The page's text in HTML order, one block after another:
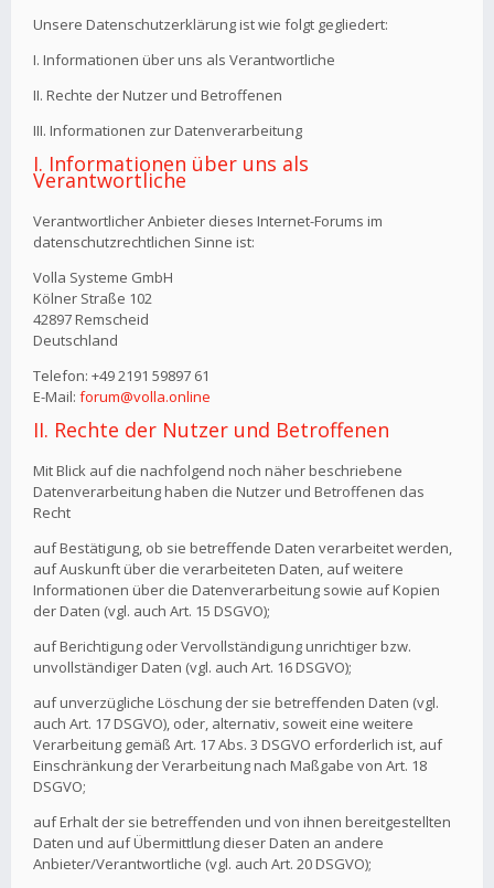
Unsere Datenschutzerklärung ist wie folgt gegliedert:
I. Informationen über uns als Verantwortliche
II. Rechte der Nutzer und Betroffenen
III. Informationen zur Datenverarbeitung
I. Informationen über uns als
Verantwortliche
Verantwortlicher Anbieter dieses Internet-Forums im
datenschutzrechtlichen Sinne ist:
Volla Systeme GmbH
Kölner Straße 102
42897 Remscheid
Deutschland
Telefon: +49 2191 59897 61
E-Mail: forum@volla.online
II. Rechte der Nutzer und Betroffenen
Mit Blick auf die nachfolgend noch näher beschriebene
Datenverarbeitung haben die Nutzer und Betroffenen das
Recht
auf Bestätigung, ob sie betreffende Daten verarbeitet werden,
auf Auskunft über die verarbeiteten Daten, auf weitere
Informationen über die Datenverarbeitung sowie auf Kopien
der Daten (vgl. auch Art. 15 DSGVO);
auf Berichtigung oder Vervollständigung unrichtiger bzw.
unvollständiger Daten (vgl. auch Art. 16 DSGVO);
auf unverzügliche Löschung der sie betreffenden Daten (vgl.
auch Art. 17 DSGVO), oder, alternativ, soweit eine weitere
Verarbeitung gemäß Art. 17 Abs. 3 DSGVO erforderlich ist, auf
Einschränkung der Verarbeitung nach Maßgabe von Art. 18
DSGVO;
auf Erhalt der sie betreffenden und von ihnen bereitgestellten
Daten und auf Übermittlung dieser Daten an andere
Anbieter/Verantwortliche (vgl. auch Art. 20 DSGVO);